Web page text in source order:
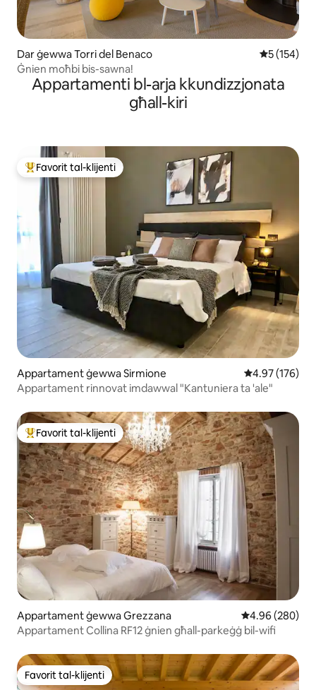
Dar ġewwa Torri del Benaco Rating
5 (154)
Ġnien moħbi bis-sawna!
Appartamenti bl-arja kkundizzjonata
għall-kiri
Wieħed mill-aqwa favoriti tal-klijenti
Favorit tal-klijenti
Appartament ġewwa Sirmione Rating medju
4.97 (176)
Appartament rinnovat imdawwal "Kantuniera ta 'ale"
Wieħed mill-aqwa favoriti tal-klijenti
Favorit tal-klijenti
Appartament ġewwa Grezzana Rating medju
4.96 (280)
Appartament Collina RF12 ġnien għall-parkeġġ bil-wifi
Favorit tal-klijenti
Favorit tal-klijenti